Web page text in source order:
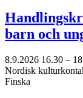
barn och
8.9.2026 16.30 –
Nordisk
Finska